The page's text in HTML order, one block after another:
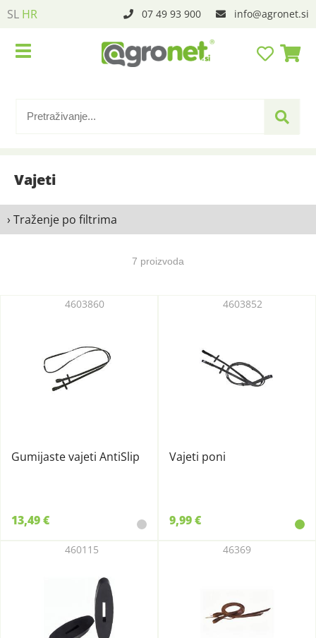
SL HR 07 49 93 900 info agronet.si
Vajeti
› Traženje po filtrima
7 proizvoda
Gumijaste vajeti AntiSlip
4603860
13,49 €
Vajeti poni
4603852
9,99 €
460115 46369